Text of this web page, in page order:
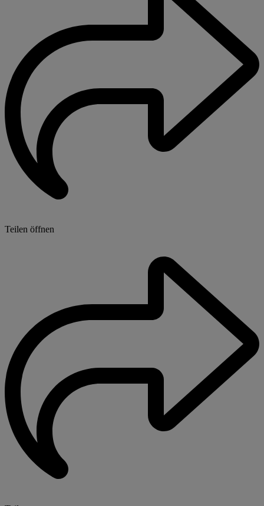
Teilen öffnen